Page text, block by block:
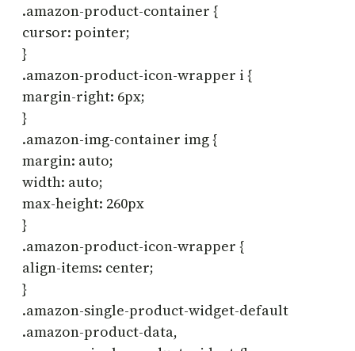
.amazon-product-container {
cursor: pointer;
}
.amazon-product-icon-wrapper i {
margin-right: 6px;
}
.amazon-img-container img {
margin: auto;
width: auto;
max-height: 260px
}
.amazon-product-icon-wrapper {
align-items: center;
}
.amazon-single-product-widget-default
.amazon-product-data,